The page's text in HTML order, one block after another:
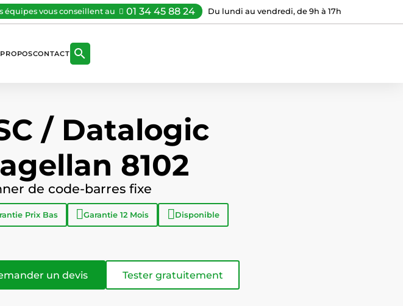
équipes vous conseillent au 01 34 45 88 24 Du lundi au vendredi, de 9h à 17h
CONTACT 
/ Datalogic
8102
de code-barres fixe
Prix Bas Garantie 12 Mois Disponible
un devis Tester gratuitement